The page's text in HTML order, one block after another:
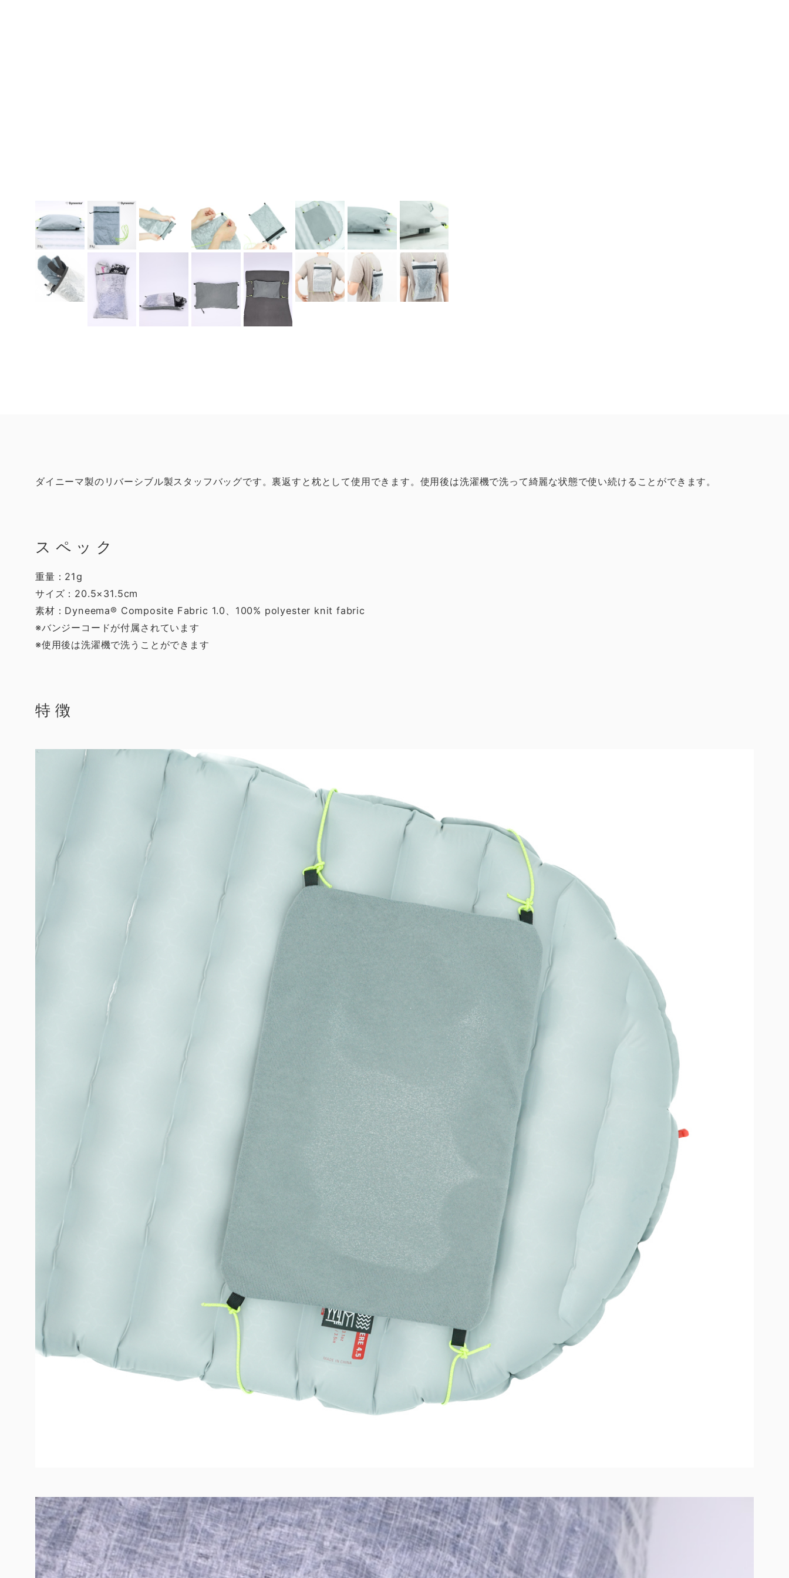
ダイニーマ製のリバーシブル製スタッフバッグです。裏返すと枕として使用できます。使用後は洗濯機で洗って綺麗な状態で使い続けることができます。
スペック
重量：21g
サイズ：20.5×31.5cm
素材：Dyneema® Composite Fabric 1.0、100% polyester knit fabric
※バンジーコードが付属されています
※使用後は洗濯機で洗うことができます
特徴